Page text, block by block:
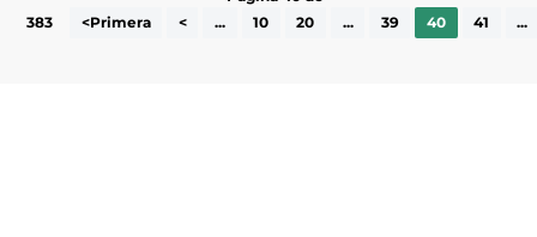
383
<Primera < ... 10 20 ... 39 40 41 ...